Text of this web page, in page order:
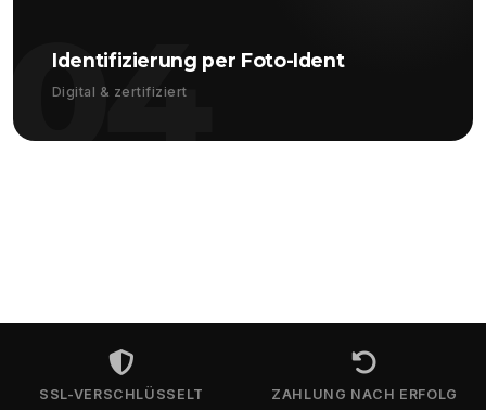
04
Identifizierung per Foto-Ident
Digital & zertifiziert
SSL-VERSCHLÜSSELT ZAHLUNG NACH ERFOLG